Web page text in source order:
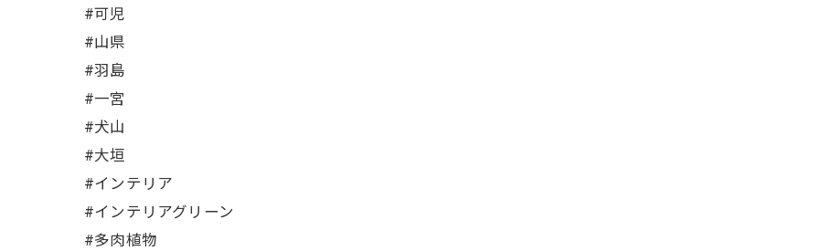
#可児
#山県
#羽島
#一宮
#犬山
#大垣
#インテリア
#インテリアグリーン
#多肉植物